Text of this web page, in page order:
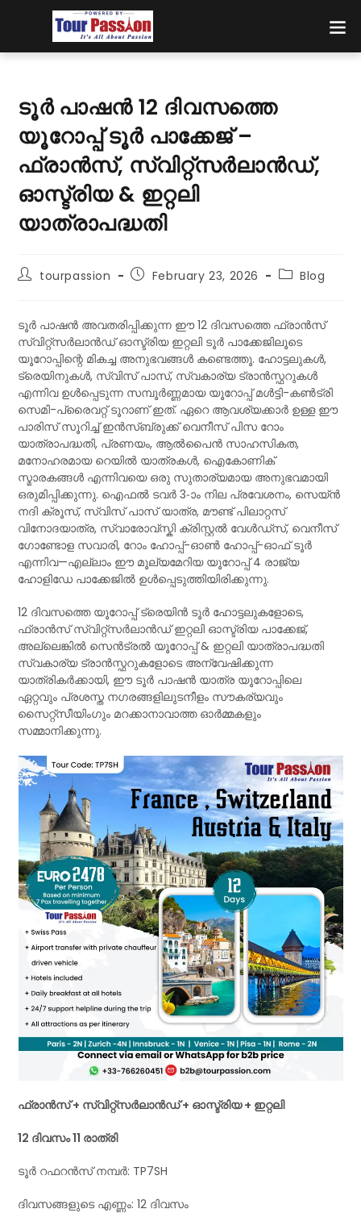
ടൂർ പാഷൻ 12 ദിവസത്തെ
യൂറോപ്പ് ടൂർ പാക്കേജ് –
ഫ്രാൻസ്, സ്വിറ്റ്സർലാൻഡ്,
ഓസ്ട്രിയ & ഇറ്റലി
യാത്രാപദ്ധതി
tourpassion February 23, 2026 Blog
ടൂർ പാഷൻ അവതരിപ്പിക്കുന്ന ഈ 12 ദിവസത്തെ ഫ്രാൻസ്
സ്വിറ്റ്സർലാൻഡ് ഓസ്ട്രിയ ഇറ്റലി ടൂർ പാക്കേജിലൂടെ
യൂറോപ്പിന്റെ മികച്ച അനുഭവങ്ങൾ കണ്ടെത്തൂ. ഹോട്ടലുകൾ,
ട്രെയിനുകൾ, സ്വിസ് പാസ്, സ്വകാര്യ ട്രാൻസ്ഫറുകൾ
എന്നിവ ഉൾപ്പെടുന്ന സമ്പൂർണ്ണമായ യൂറോപ്പ് മൾട്ടി-കൺട്രി
സെമി-പ്രൈവറ്റ് ടൂറാണ് ഇത്. ഏറെ ആവശ്യക്കാർ ഉള്ള ഈ
പാരിസ് സൂറിച്ച് ഇൻസ്‌ബ്രുക്ക് വെനീസ് പിസ റോം
യാത്രാപദ്ധതി, പ്രണയം, ആൽപൈൻ സാഹസികത,
മനോഹരമായ റെയിൽ യാത്രകൾ, ഐകോണിക്
സ്മാരകങ്ങൾ എന്നിവയെ ഒരു സുതാര്യമായ അനുഭവമായി
ഒരുമിപ്പിക്കുന്നു. ഐഫൽ ടവർ 3-ാം നില പ്രവേശനം, സെയ്ൻ
നദി ക്രൂസ്, സ്വിസ് പാസ് യാത്ര, മൗണ്ട് പിലാറ്റസ്
വിനോദയാത്ര, സ്വാരോവ്സ്കി ക്രിസ്റ്റൽ വേൾഡ്സ്, വെനീസ്
ഗോണ്ടോള സവാരി, റോം ഹോപ്പ്-ഓൺ ഹോപ്പ്-ഓഫ് ടൂർ
എന്നിവ—എല്ലാം ഈ മൂല്യമേറിയ യൂറോപ്പ് 4 രാജ്യ
ഹോളിഡേ പാക്കേജിൽ ഉൾപ്പെടുത്തിയിരിക്കുന്നു.
12 ദിവസത്തെ യൂറോപ്പ് ട്രെയിൻ ടൂർ ഹോട്ടലുകളോടെ,
ഫ്രാൻസ് സ്വിറ്റ്സർലാൻഡ് ഇറ്റലി ഓസ്ട്രിയ പാക്കേജ്,
അല്ലെങ്കിൽ സെൻട്രൽ യൂറോപ്പ് & ഇറ്റലി യാത്രാപദ്ധതി
സ്വകാര്യ ട്രാൻസ്ഫറുകളോടെ അന്വേഷിക്കുന്ന
യാത്രികർക്കായി, ഈ ടൂർ പാഷൻ യാത്ര യൂറോപ്പിലെ
ഏറ്റവും പ്രശസ്ത നഗരങ്ങളിലുടനീളം സൗകര്യവും
സൈറ്റ്സീയിംഗും മറക്കാനാവാത്ത ഓർമ്മകളും
സമ്മാനിക്കുന്നു.
ഫ്രാൻസ് + സ്വിറ്റ്സർലാൻഡ് + ഓസ്ട്രിയ + ഇറ്റലി
12 ദിവസം 11 രാത്രി
ടൂർ റഫറൻസ് നമ്പർ: TP7SH
ദിവസങ്ങളുടെ എണ്ണം: 12 ദിവസം